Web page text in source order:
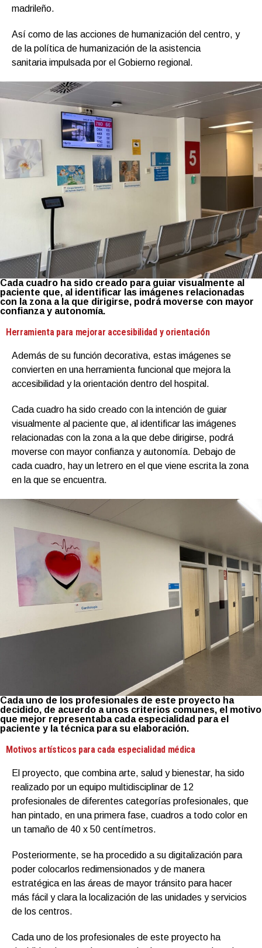
madrileño.
Así como de las acciones de humanización del centro, y
de la política de humanización de la asistencia
sanitaria impulsada por el Gobierno regional.
Cada cuadro ha sido creado para guiar visualmente al
paciente que, al identificar las imágenes relacionadas
con la zona a la que dirigirse, podrá moverse con mayor
confianza y autonomía.
Herramienta para mejorar accesibilidad y orientación
Además de su función decorativa, estas imágenes se
convierten en una herramienta funcional que mejora la
accesibilidad y la orientación dentro del hospital.
Cada cuadro ha sido creado con la intención de guiar
visualmente al paciente que, al identificar las imágenes
relacionadas con la zona a la que debe dirigirse, podrá
moverse con mayor confianza y autonomía. Debajo de
cada cuadro, hay un letrero en el que viene escrita la zona
en la que se encuentra.
Cada uno de los profesionales de este proyecto ha
decidido, de acuerdo a unos criterios comunes, el motivo
que mejor representaba cada especialidad para el
paciente y la técnica para su elaboración.
Motivos artísticos para cada especialidad médica
El proyecto, que combina arte, salud y bienestar, ha sido
realizado por un equipo multidisciplinar de 12
profesionales de diferentes categorías profesionales, que
han pintado, en una primera fase, cuadros a todo color en
un tamaño de 40 x 50 centímetros.
Posteriormente, se ha procedido a su digitalización para
poder colocarlos redimensionados y de manera
estratégica en las áreas de mayor tránsito para hacer
más fácil y clara la localización de las unidades y servicios
de los centros.
Cada uno de los profesionales de este proyecto ha